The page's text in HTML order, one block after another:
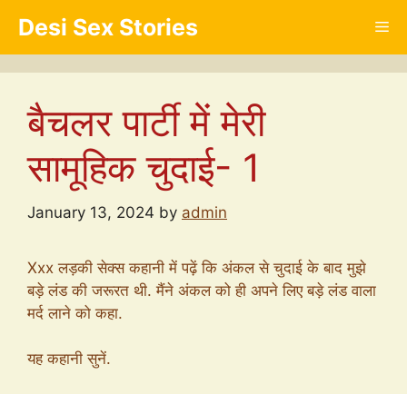
content
Desi Sex Stories
बैचलर पार्टी में मेरी
सामूहिक चुदाई- 1
January 13, 2024 by admin
Xxx लड़की सेक्स कहानी में पढ़ें कि अंकल से चुदाई के बाद मुझे
बड़े लंड की जरूरत थी. मैंने अंकल को ही अपने लिए बड़े लंड वाला
मर्द लाने को कहा.
यह कहानी सुनें.